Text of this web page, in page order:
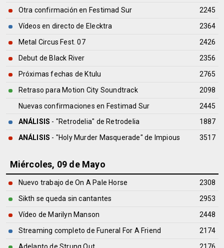
Otra confirmación en Festimad Sur
2245
Vídeos en directo de Elecktra
2364
Metal Circus Fest. 07
2426
Debut de Black River
2356
Próximas fechas de Ktulu
2765
Retraso para Motion City Soundtrack
2098
Nuevas confirmaciones en Festimad Sur
2445
ANÁLISIS - "Retrodelia" de Retrodelia
1887
ANÁLISIS - "Holy Murder Masquerade" de Impious 3517
Miércoles, 09 de Mayo
Nuevo trabajo de On A Pale Horse
2308
Sikth se queda sin cantantes
2953
Vídeo de Marilyn Manson
2448
Streaming completo de Funeral For A Friend
2174